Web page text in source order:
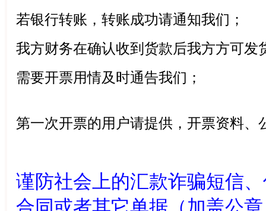
若银行转账，转账成功请通知我们；
我方财务在确认收到货款后我方方可发
需要开票用情及时通告我们；
第一次开票的用户请提供，开票资料
谨防社会上的汇款诈骗短信